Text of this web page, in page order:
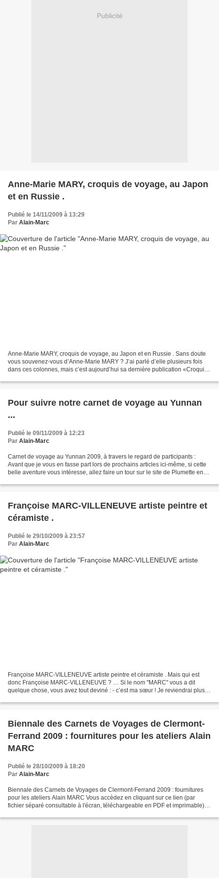
Publicité
Anne-Marie MARY, croquis de voyage, au Japon
et en Russie .
Publié le 14/11/2009 à 13:29
Par Alain-Marc
Anne-Marie MARY, croquis de voyage, au Japon et en Russie . Sans doute
vous souvenez-vous d’Anne-Marie MARY ? J’ai parlé d’elle plusieurs fois
dans ces colonnes, mais c’est aujourd’hui sa dernière publication «Croquis
Pour suivre notre carnet de voyage au Yunnan
...
Publié le 09/11/2009 à 12:23
Par Alain-Marc
Carnet de voyage au Yunnan 2009, à travers le regard de participants :
Avant que je vous en fasse part lors de prochains articles ici-même, si cette
belle aventure vous intéresse, allez faire un tour sur le site de Plumette en
Françoise MARC-VILLENEUVE artiste peintre et
céramiste .
Publié le 29/10/2009 à 23:57
Par Alain-Marc
Françoise MARC-VILLENEUVE artiste peintre et céramiste . Mais qui est
donc Françoise MARC-VILLENEUVE ? … Si le nom "MARC" vous a dit
quelque chose, vous avez tout deviné : - c’est ma sœur ! Je reviendrai plus
Biennale des Carnets de Voyages de Clermont-
Ferrand 2009 : fournitures pour les ateliers Alain
MARC
Publié le 28/10/2009 à 18:20
Par Alain-Marc
Biennale des Carnets de Voyages de Clermont-Ferrand 2009 : fournitures
pour les ateliers Alain MARC Vous accèdez en cliquant sur ce lien (par
fichier séparé consultable à l'écran, téléchargeable en PDF et imprimable) à